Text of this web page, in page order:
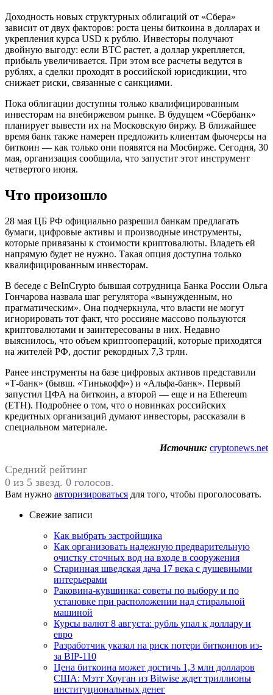
Доходность новых структурных облигаций от «Сбера»
зависит от двух факторов: роста цены биткоина в долларах и
укрепления курса USD к рублю. Инвесторы получают
двойную выгоду: если BTC растет, а доллар укрепляется,
прибыль увеличивается. При этом все расчеты ведутся в
рублях, а сделки проходят в российской юрисдикции, что
снижает риски, связанные с санкциями.
Пока облигации доступны только квалифицированным
инвесторам на внебиржевом рынке. В будущем «Сбербанк»
планирует вывести их на Московскую биржу. В ближайшее
время банк также намерен предложить клиентам фьючерсы на
биткоин — как только они появятся на Мосбирже. Сегодня, 30
мая, организация сообщила, что запустит этот инструмент
четвертого июня.
Что произошло
28 мая ЦБ РФ официально разрешил банкам предлагать
бумаги, цифровые активы и производные инструменты,
которые привязаны к стоимости криптовалюты. Владеть ей
напрямую будет не нужно. Такая опция доступна только
квалифицированным инвесторам.
В беседе с BeInCrypto бывшая сотрудница Банка России Ольга
Гончарова назвала шаг регулятора «вынужденным, но
прагматическим». Она подчеркнула, что власти не могут
игнорировать тот факт, что россияне массово пользуются
криптовалютами и заинтересованы в них. Недавно
выяснилось, что объем криптоопераций, которые приходятся
на жителей РФ, достиг рекордных 7,3 трлн.
Ранее инструменты на базе цифровых активов представили
«Т-банк» (бывш. «Тинькофф») и «Альфа-банк». Первый
запустил ЦФА на биткоин, а второй — еще и на Ethereum
(ETH). Подробнее о том, что о новинках российских
кредитных организаций думают инвесторы, рассказали в
специальном материале.
Источник: cryptonews.net
Средний рейтинг
0 из 5 звезд. 0 голосов.
Вам нужно авторизироваться для того, чтобы проголосовать.
Свежие записи
Как выбрать застройщика
Как организовать надежную предварительную
очистку сточных вод на входе в сооружения
Старинная шведская дача 17 века с душевными
интерьерами
Раковина-кувшинка: советы по выбору и по
установке при расположении над стиральной
машиной
Курсы валют 8 августа: рубль упал к доллару и
евро
Разработчик указал на риск потери биткоинов из-
за BIP-110
Цена биткоина может достичь 1,3 млн долларов
США: Мэтт Хоуган из Bitwise ждет триллионы
институциональных денег